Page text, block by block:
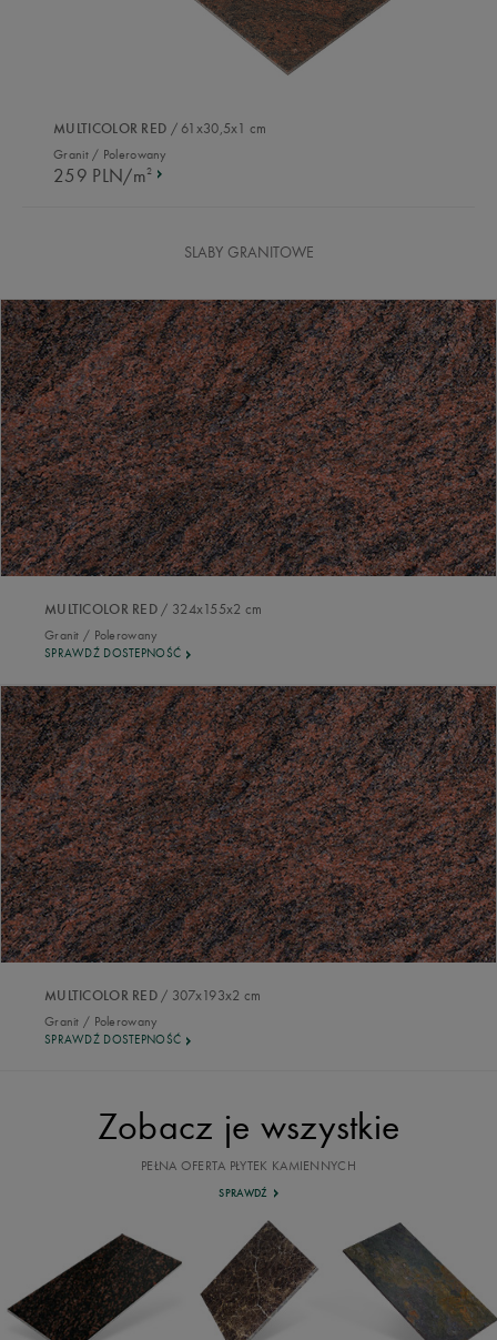
MULTICOLOR RED / 61x30,5x1 cm
Granit / Polerowany
259 PLN/m2
SLABY GRANITOWE
MULTICOLOR RED / 324x155x2 cm
Granit / Polerowany
SPRAWDŹ DOSTEPNOŚĆ
MULTICOLOR RED / 307x193x2 cm
Granit / Polerowany
SPRAWDŹ DOSTEPNOŚĆ
Zobacz je wszystkie
PEŁNA OFERTA PŁYTEK KAMIENNYCH
SPRAWDŹ